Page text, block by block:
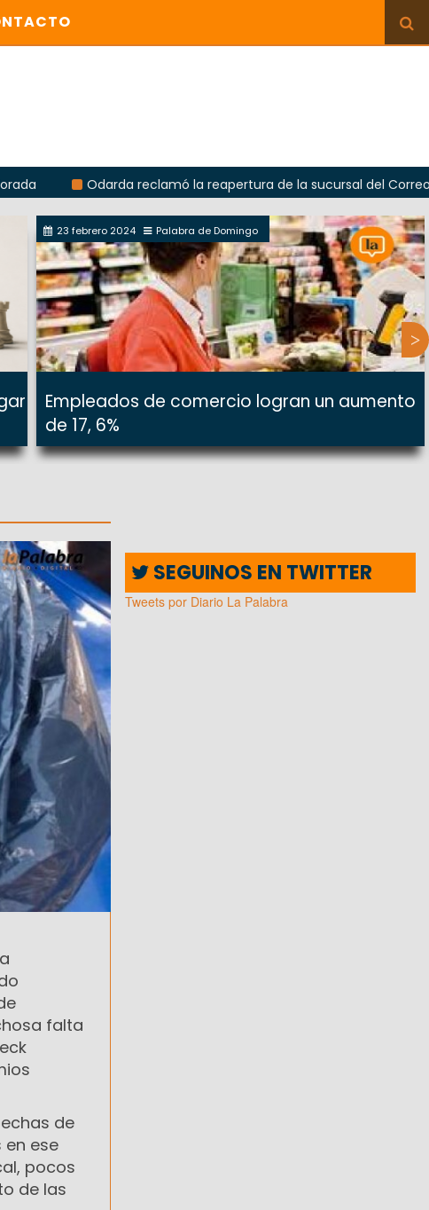
Odarda reclamó la reapertura de la sucursal del Correo Argentino
23 febrero 2024 Palabra de Domingo
Empleados de comercio logran un aumento
de 17, 6%
falta
de
en ese
pocos
de las
SEGUINOS EN TWITTER
Tweets por Diario La Palabra